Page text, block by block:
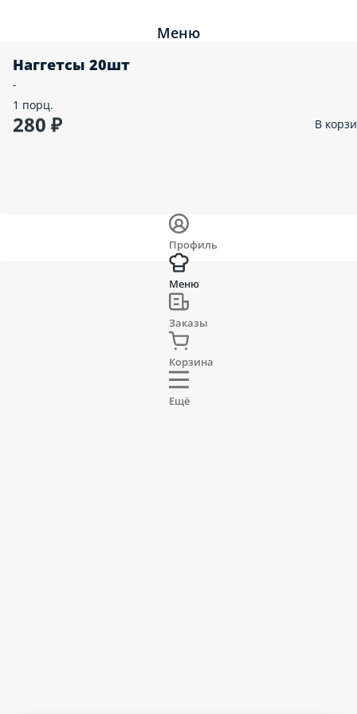
Меню
Наггетсы 20шт
-
1 порц.
280 ₽ В
Профиль
Меню
Заказы
Корзина
Ещё